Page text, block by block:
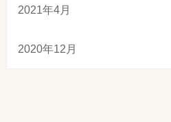
2021年4月
2020年12月